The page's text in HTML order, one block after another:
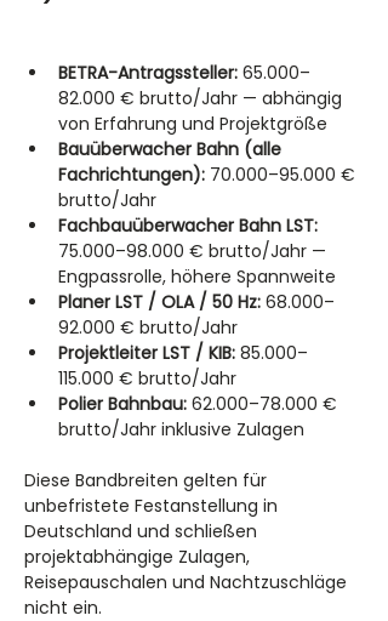
BETRA-Antragssteller: 65.000–
82.000 € brutto/Jahr — abhängig
von Erfahrung und Projektgröße
Bauüberwacher Bahn (alle
Fachrichtungen): 70.000–95.000 €
brutto/Jahr
Fachbauüberwacher Bahn LST:
75.000–98.000 € brutto/Jahr —
Engpassrolle, höhere Spannweite
Planer LST / OLA / 50 Hz: 68.000–
92.000 € brutto/Jahr
Projektleiter LST / KIB: 85.000–
115.000 € brutto/Jahr
Polier Bahnbau: 62.000–78.000 €
brutto/Jahr inklusive Zulagen
Diese Bandbreiten gelten für
unbefristete Festanstellung in
Deutschland und schließen
projektabhängige Zulagen,
Reisepauschalen und Nachtzuschläge
nicht ein.